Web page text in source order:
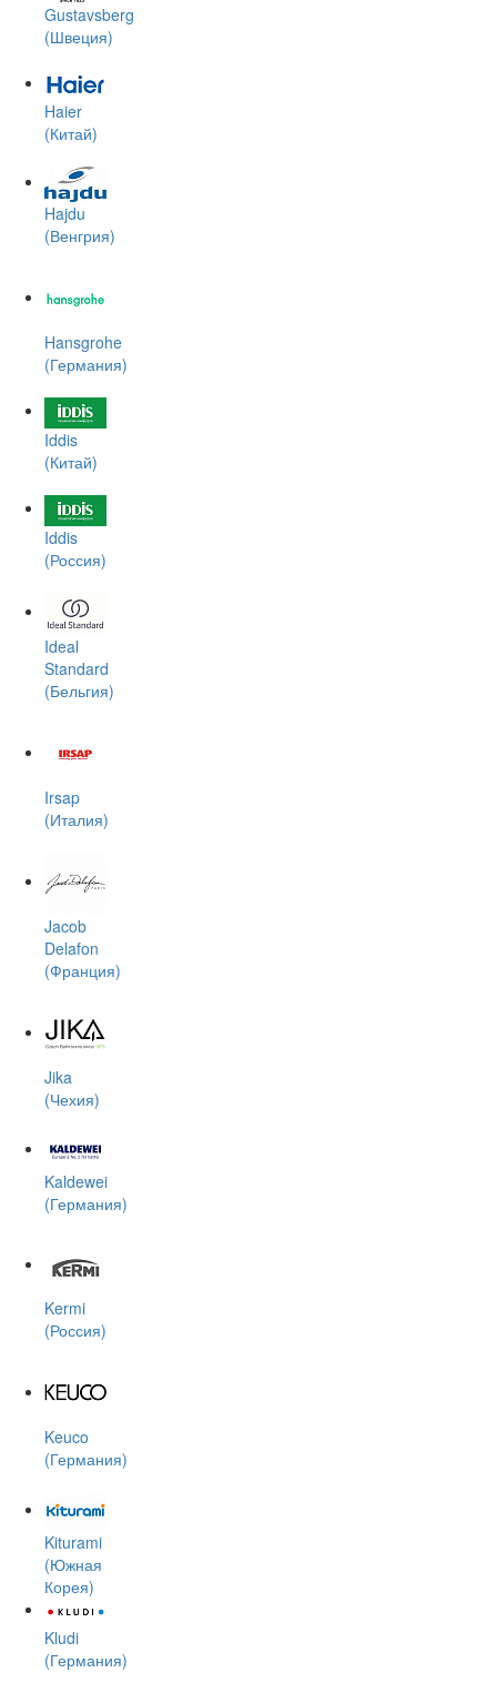
Gustavsberg
(Швеция)
Haier
(Китай)
Hajdu
(Венгрия)
Hansgrohe
(Германия)
Iddis
(Китай)
Iddis
(Россия)
Ideal
Standard
(Бельгия)
Irsap
(Италия)
Jacob
Delafon
(Франция)
Jika
(Чехия)
Kaldewei
(Германия)
Kermi
(Россия)
Keuco
(Германия)
Kiturami
(Южная
Корея)
Kludi
(Германия)